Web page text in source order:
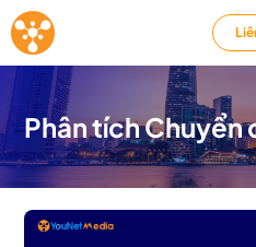
Phân tích Chuyển